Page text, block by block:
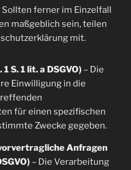
ferner im Einzelfall
maßgeblich sein, teilen
mit.
S. 1 lit. a DSGVO)– Die
Einwilligung in die
für einen spezifischen
Zwecke gegeben.
Anfragen
– Die Verarbeitung